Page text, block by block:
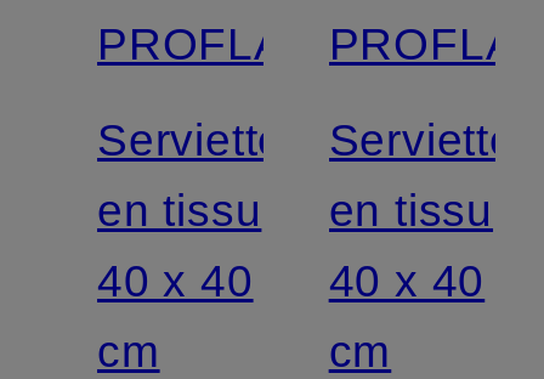
PROFLAX
Serviette
en tissu
40 x 40
cm
Serviette
en tissu
40 x 40
cm